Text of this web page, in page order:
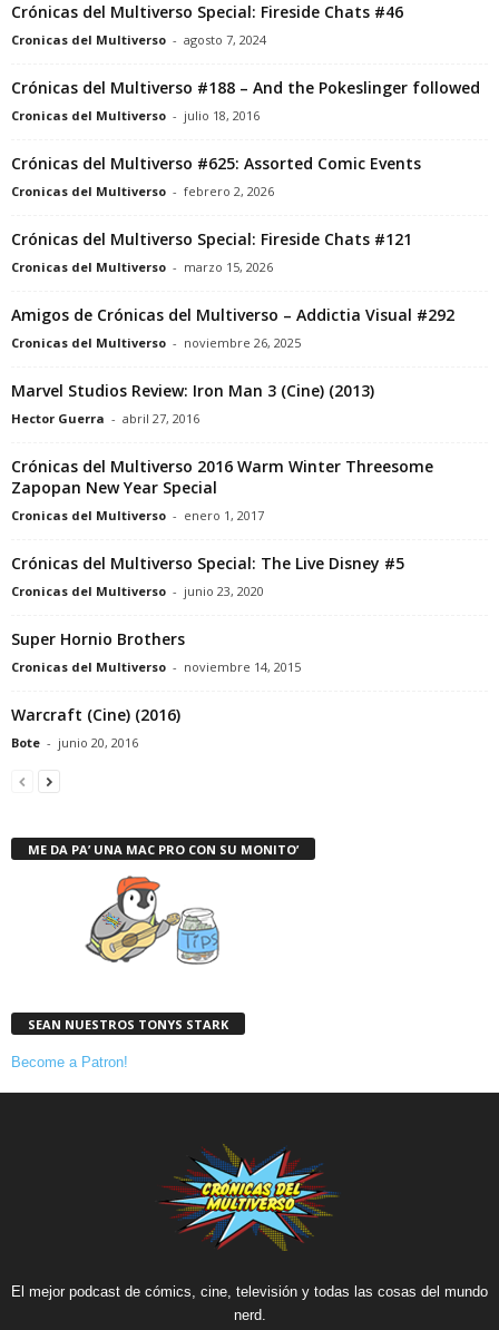
Crónicas del Multiverso Special: Fireside Chats #46
Cronicas del Multiverso - agosto 7, 2024
Crónicas del Multiverso #188 – And the Pokeslinger followed
Cronicas del Multiverso - julio 18, 2016
Crónicas del Multiverso #625: Assorted Comic Events
Cronicas del Multiverso - febrero 2, 2026
Crónicas del Multiverso Special: Fireside Chats #121
Cronicas del Multiverso - marzo 15, 2026
Amigos de Crónicas del Multiverso – Addictia Visual #292
Cronicas del Multiverso - noviembre 26, 2025
Marvel Studios Review: Iron Man 3 (Cine) (2013)
Hector Guerra - abril 27, 2016
Crónicas del Multiverso 2016 Warm Winter Threesome
Zapopan New Year Special
Cronicas del Multiverso - enero 1, 2017
Crónicas del Multiverso Special: The Live Disney #5
Cronicas del Multiverso - junio 23, 2020
Super Hornio Brothers
Cronicas del Multiverso - noviembre 14, 2015
Warcraft (Cine) (2016)
Bote - junio 20, 2016
ME DA PA’ UNA MAC PRO CON SU MONITO’
SEAN NUESTROS TONYS STARK
Become a Patron!
El mejor podcast de cómics, cine, televisión y todas las cosas del mundo
nerd.